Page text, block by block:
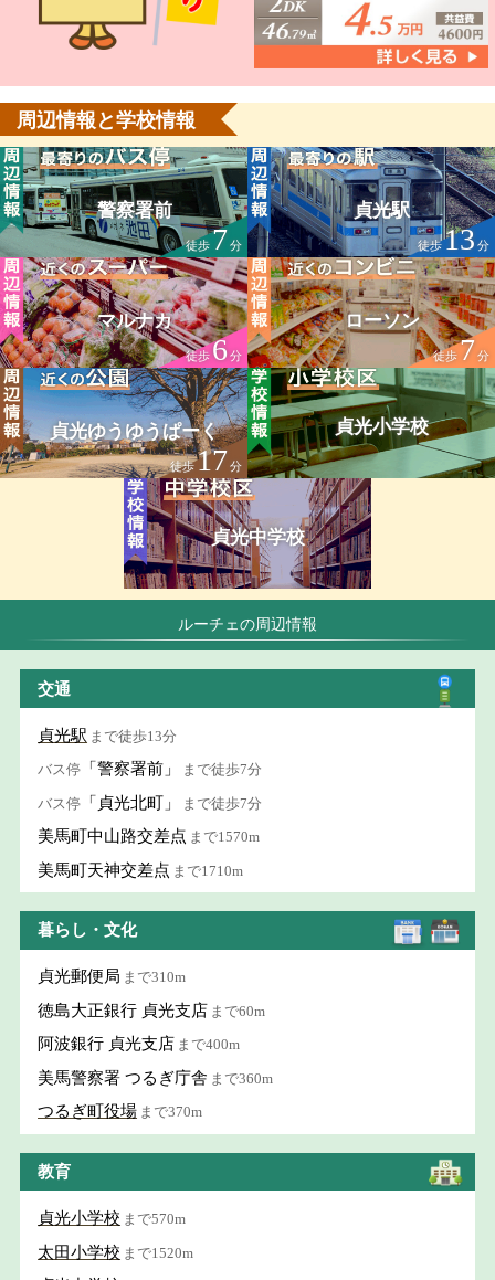
周辺情報と学校情報
警察署前
徒歩7分
貞光駅
徒歩13 分
マルナカ
徒歩6分
ローソン
徒歩7分
貞光ゆうゆうぱーく
徒歩17分
貞光小学校
貞光中学校
ルーチェの周辺情報
交通
貞光駅 まで徒歩13分
バス停 「警察署前」 まで徒歩7分
バス停 「貞光北町」 まで徒歩7分
美馬町中山路交差点 まで1570m
美馬町天神交差点 まで1710m
暮らし・文化
貞光郵便局 まで310m
徳島大正銀行 貞光支店 まで60m
阿波銀行 貞光支店 まで400m
美馬警察署 つるぎ庁舎 まで360m
つるぎ町役場 まで370m
教育
貞光小学校 まで570m
太田小学校 まで1520m